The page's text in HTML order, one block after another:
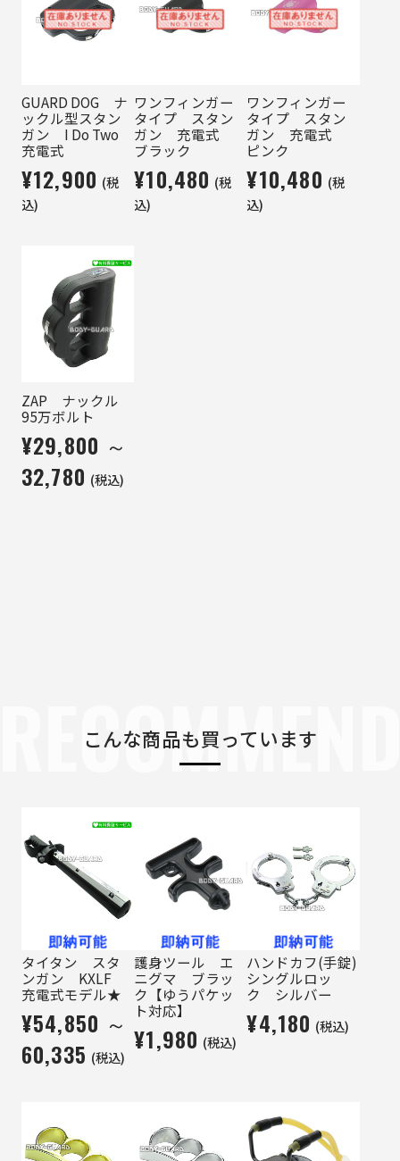
GUARD DOG ナ
ックル型スタン
ガン I Do Two
充電式
¥12,900 (税
込)
ワンフィンガー
タイプ スタン
ガン 充電式
ブラック
¥10,480 (税
込)
ワンフィンガー
タイプ スタン
ガン 充電式
ピンク
¥10,480 (税
込)
ZAP ナックル
95万ボルト
¥29,800 ～
32,780 (税込)
こんな商品も買っています
タイタン スタ
ンガン KXLF
充電式モデル★
¥54,850 ～
60,335 (税込)
護身ツール エ
ニグマ ブラッ
ク【ゆうパケッ
ト対応】
¥1,980 (税込)
ハンドカフ(手錠)
シングルロッ
ク シルバー
¥4,180 (税込)